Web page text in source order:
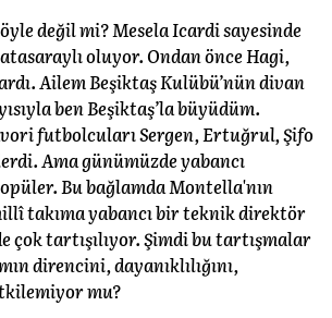
değil mi? Mesela Icardi sayesinde
oluyor. Ondan önce Hagi,
Ailem Beşiktaş Kulübü’nün divan
ben Beşiktaş’la büyüdüm.
futbolcuları Sergen, Ertuğrul, Şifo
Ama günümüzde yabancı
Bu bağlamda Montella'nın
takıma yabancı bir teknik direktör
çok tartışılıyor. Şimdi bu tartışmalar
direncini, dayanıklılığını,
mu?